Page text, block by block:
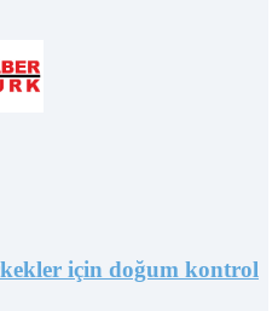
için doğum kontrol